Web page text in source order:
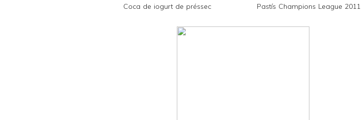
d
Coca de iogurt de préssec Pastís Champions League 2011